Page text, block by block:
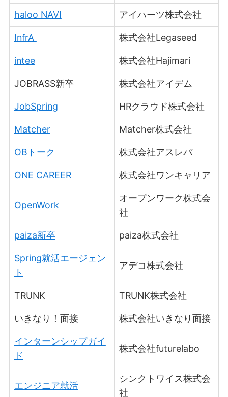
haloo NAVI アイハーツ株式会社
InfrA 株式会社Legaseed
intee 株式会社Hajimari
JOBRASS新卒 株式会社アイデム
JobSpring HRクラウド株式会社
Matcher Matcher株式会社
OBトーク 株式会社アスレバ
ONE CAREER 株式会社ワンキャリア
OpenWork
オープンワーク株式会
社
paiza新卒 paiza株式会社
Spring就活エージェン
ト
アデコ株式会社
TRUNK TRUNK株式会社
いきなり！面接 株式会社いきなり面接
インターンシップガイ
ド
株式会社futurelabo
エンジニア就活
シンクトワイス株式会
社